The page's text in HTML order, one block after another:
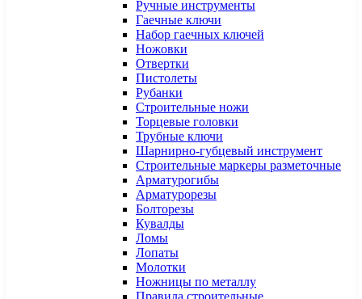
Ручные инструменты
Гаечные ключи
Набор гаечных ключей
Ножовки
Отвертки
Пистолеты
Рубанки
Строительные ножи
Торцевые головки
Трубные ключи
Шарнирно-губцевый инструмент
Строительные маркеры разметочные
Арматурогибы
Арматурорезы
Болторезы
Кувалды
Ломы
Лопаты
Молотки
Ножницы по металлу
Правила строительные